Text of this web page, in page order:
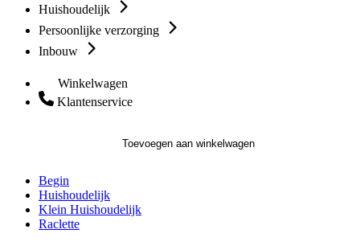
Huishoudelijk
Persoonlijke verzorging
Inbouw
Winkelwagen
Klantenservice
Toevoegen aan winkelwagen
Begin
Huishoudelijk
Klein Huishoudelijk
Raclette